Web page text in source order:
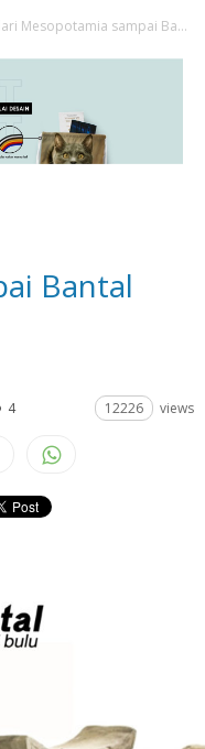
sampai Bantal Guling di Indonesia
Bantal
4 12226 views